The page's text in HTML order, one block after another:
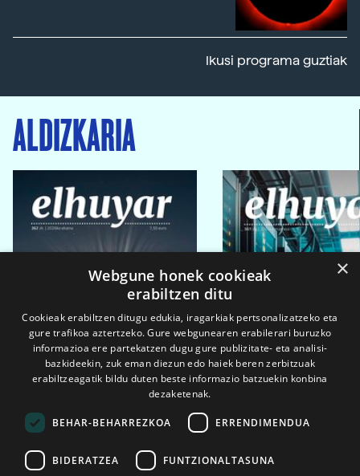
Ikusi programa guztiak
ALDIZKARIA
2026ko eka. 1a 2026ko mar. 1a
×
Webgune honek cookieak
erabiltzen ditu
Cookieak erabiltzen ditugu edukia, iragarkiak pertsonalizatzeko eta
gure trafikoa aztertzeko. Gure webgunearen erabilerari buruzko
informazioa ere partekatzen dugu gure publizitate- eta analisi-
bazkideekin, zuk eman diezun edo haiek beren zerbitzuak
erabiltzeagatik bildu duten beste informazio batzuekin konbina
dezaketenak.
BEHAR-BEHARREZKOA ERRENDIMENDUA
BIDERATZEA FUNTZIONALTASUNA